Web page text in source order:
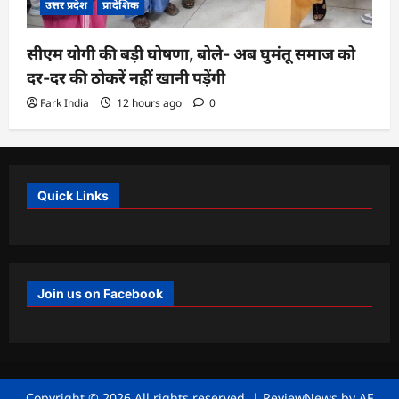
उत्तर प्रदेश प्रादेशिक
सीएम योगी की बड़ी घोषणा, बोले- अब घुमंतू समाज को
दर-दर की ठोकरें नहीं खानी पड़ेंगी
Fark India 12 hours ago 0
Quick Links
Join us on Facebook